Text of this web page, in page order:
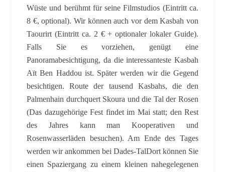
Wüste und berühmt für seine Filmstudios (Eintritt ca.
8 €, optional). Wir können auch vor dem Kasbah von
Taourirt (Eintritt ca. 2 € + optionaler lokaler Guide).
Falls Sie es vorziehen, genügt eine
Panoramabesichtigung, da die interessanteste Kasbah
Aït Ben Haddou ist. Später werden wir die Gegend
besichtigen. Route der tausend Kasbahs, die den
Palmenhain durchquert Skoura und die Tal der Rosen
(Das dazugehörige Fest findet im Mai statt; den Rest
des Jahres kann man Kooperativen und
Rosenwasserläden besuchen). Am Ende des Tages
werden wir ankommen bei Dades-TalDort können Sie
einen Spaziergang zu einem kleinen nahegelegenen